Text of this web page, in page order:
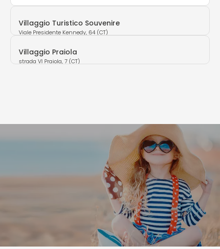
Villaggio Turistico Souvenire
Viale Presidente Kennedy, 64 (CT)
Villaggio Praiola
strada VI Praiola, 7 (CT)